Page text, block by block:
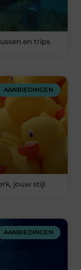
en trips
AANBIEDINGEN
jouw stijl
AANBIEDINGEN